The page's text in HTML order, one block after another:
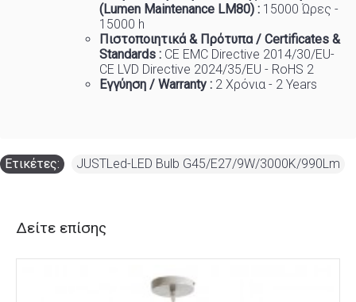
(Lumen Maintenance LM80) : 15000 Ώρες -
15000 h
Πιστοποιητικά & Πρότυπα / Certificates &
Standards : CE EMC Directive 2014/30/EU-
CE LVD Directive 2024/35/EU - RoHS 2
Εγγύηση / Warranty : 2 Χρόνια - 2 Years
Ετικέτες: JUSTLed-LED Bulb G45/E27/9W/3000K/990Lm
Δείτε επίσης